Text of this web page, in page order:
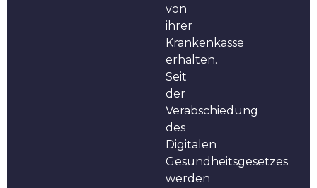
von
ihrer
Krankenkasse
erhalten.
Seit
der
Verabschiedung
des
Digitalen
Gesundheitsgesetzes
werden